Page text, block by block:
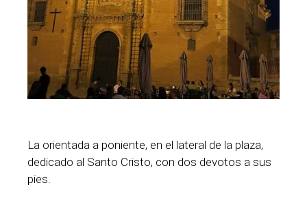
La orientada a poniente, en el lateral de la plaza,
dedicado al Santo Cristo, con dos devotos a sus
pies.